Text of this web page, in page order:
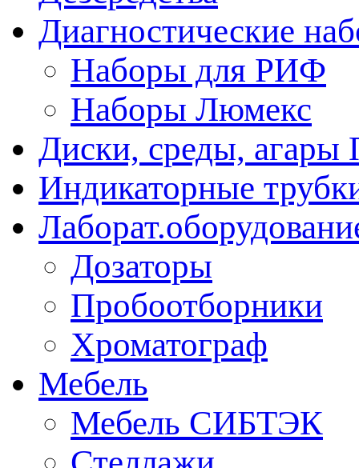
Диагностические
Наборы для РИФ
Наборы Люмекс
Диски, среды, агары
Индикаторные
Дозаторы
Пробоотборники
Хроматограф
Мебель
Мебель СИБТЭК